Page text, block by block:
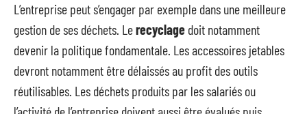
L’entreprise peut s’engager par exemple dans une meilleure
gestion de ses déchets. Lerecyclage doit notamment
devenir la politique fondamentale. Les accessoires jetables
devront notamment être délaissés au profit des outils
réutilisables. Les déchets produits par les salariés ou